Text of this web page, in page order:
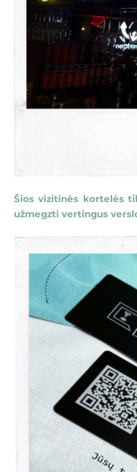
Šios vizitinės kortelės
užmegzti vertingus